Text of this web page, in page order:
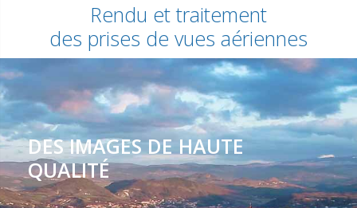
Rendu et traitement
des prises de vues aériennes
DES IMAGES DE HAUTE
QUALITÉ